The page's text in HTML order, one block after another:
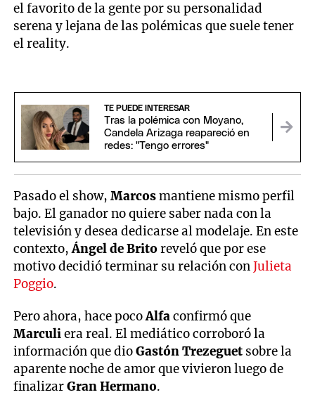
el favorito de la gente por su personalidad
serena y lejana de las polémicas que suele tener
el reality.
TE PUEDE INTERESAR
Tras la polémica con Moyano,
Candela Arizaga reapareció en
redes: "Tengo errores"
Pasado el show,Marcosmantiene mismo perfil
bajo. El ganador no quiere saber nada con la
televisión y desea dedicarse al modelaje. En este
contexto,Ángel de Britoreveló que por ese
motivo decidió terminar su relación conJulieta
Poggio.
Pero ahora, hace pocoAlfaconfirmó que
Marculiera real. El mediático corroboró la
información que dioGastón Trezeguet sobre la
aparente noche de amor que vivieron luego de
finalizarGran Hermano.